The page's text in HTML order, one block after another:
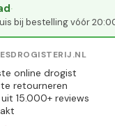
·
bij bestelling vóór
online drogist
retourneren
15.000+ reviews